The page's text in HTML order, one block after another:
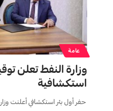
عامة
وزارة النفط تعلن
استكشافية
حفر أول بئر استكشافي أعلنت